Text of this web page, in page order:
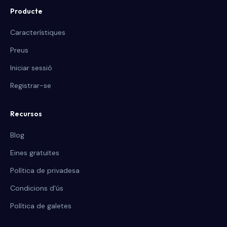
Producte
Característiques
Preus
Iniciar sessió
Registrar-se
Recursos
Blog
Eines gratuïtes
Política de privadesa
Condicions d'ús
Política de galetes